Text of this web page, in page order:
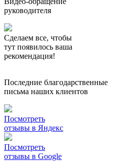
руководителя
Сделаем все, чтобы
тут появилось ваша
рекомендация!
Последние благодарственные
письма наших клиентов
Посмотреть
отзывы в Яндекс
Посмотреть
отзывы в Google